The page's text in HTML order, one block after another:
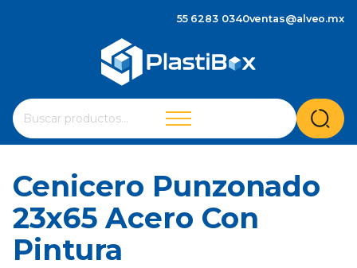
55 6283 0340ventas@alveo.mx
Buscar
por:
Cuando hay resultados autocompletados, puedes
Cenicero Punzonado
23x65 Acero Con
Pintura